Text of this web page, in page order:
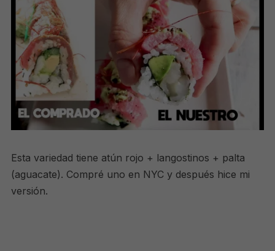
Esta variedad tiene atún rojo + langostinos + palta
(aguacate). Compré uno en NYC y después hice mi
versión.